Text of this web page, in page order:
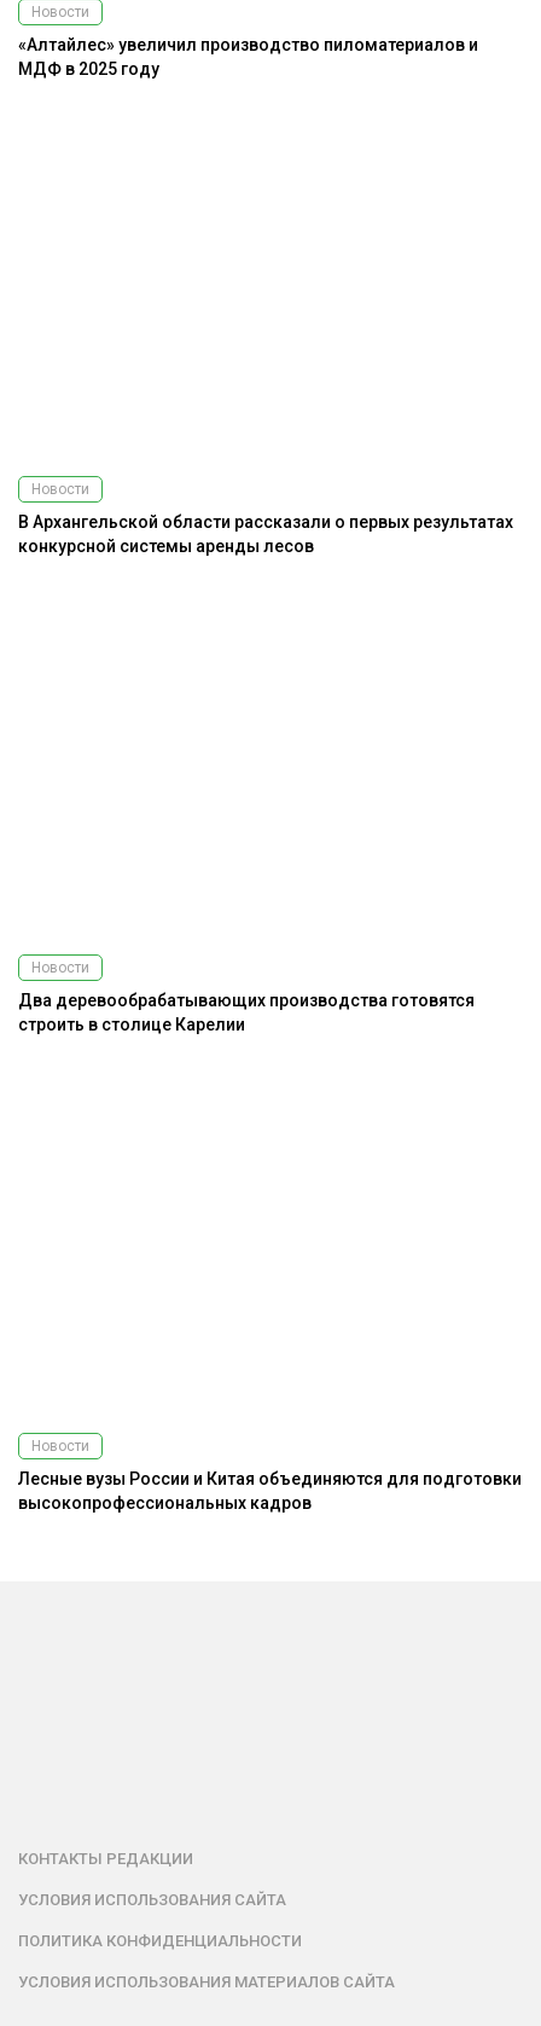
Новости
«Алтайлес» увеличил производство пиломатериалов и
МДФ в 2025 году
Новости
В Архангельской области рассказали о первых результатах
конкурсной системы аренды лесов
Новости
Два деревообрабатывающих производства готовятся
строить в столице Карелии
Новости
Лесные вузы России и Китая объединяются для подготовки
высокопрофессиональных кадров
КОНТАКТЫ РЕДАКЦИИ
УСЛОВИЯ ИСПОЛЬЗОВАНИЯ САЙТА
ПОЛИТИКА КОНФИДЕНЦИАЛЬНОСТИ
УСЛОВИЯ ИСПОЛЬЗОВАНИЯ МАТЕРИАЛОВ САЙТА